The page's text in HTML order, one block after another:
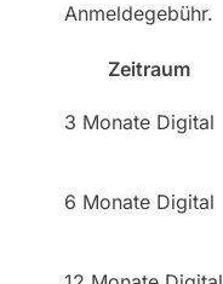
Anmeldegebühr.
Zeitraum
3 Monate Digital
6 Monate Digital